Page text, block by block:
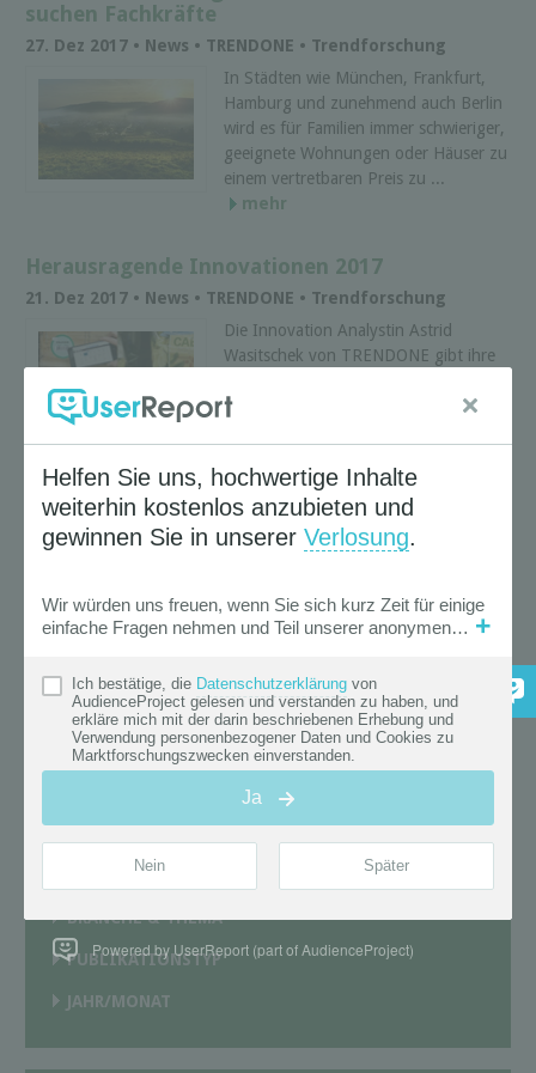
suchen Fachkräfte
27. Dez 2017 • News • TRENDONE • Trendforschung
In Städten wie München, Frankfurt,
Hamburg und zunehmend auch Berlin
wird es für Familien immer schwieriger,
geeignete Wohnungen oder Häuser zu
einem vertretbaren Preis zu ...
mehr
Herausragende Innovationen 2017
21. Dez 2017 • News • TRENDONE • Trendforschung
Die Innovation Analystin Astrid
Wasitschek von TRENDONE gibt ihre
Innovationen, die dieses Jahr
« Zurück |Weiter »
News Filter
Aktive Auswahl( 73 Treffer )
Anbieter
TRENDONE×
Publikationstyp
BRANCHE & THEMA
PUBLIKATIONSTYP
JAHR/MONAT
Powered by UserReport (part of AudienceProject)